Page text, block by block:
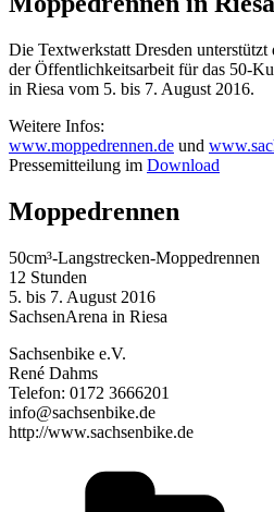
Die Textwerkstatt Dresden unterstützt
der Öffentlichkeitsarbeit für das 50-
in Riesa vom 5. bis 7. August 2016.
Weitere Infos:
www.moppedrennen.de und
Pressemitteilung im Download
Moppedrennen
50cm³-Langstrecken-Moppedrennen
12 Stunden
5. bis 7. August 2016
SachsenArena in Riesa
Sachsenbike e.V.
René Dahms
Telefon: 0172 3666201
info@sachsenbike.de
http://www.sachsenbike.de